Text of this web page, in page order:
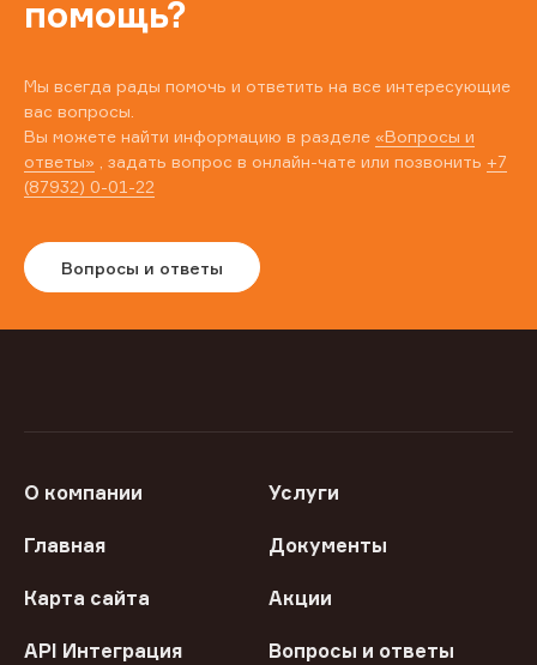
помощь?
Мы всегда рады помочь и ответить на все интересующие
вас вопросы.
Вы можете найти информацию в разделе «Вопросы и
ответы» , задать вопрос в онлайн-чате или позвонить +7
(87932) 0-01-22
Вопросы и ответы
О компании Услуги
Главная Документы
Карта сайта Акции
API Интеграция Вопросы и ответы